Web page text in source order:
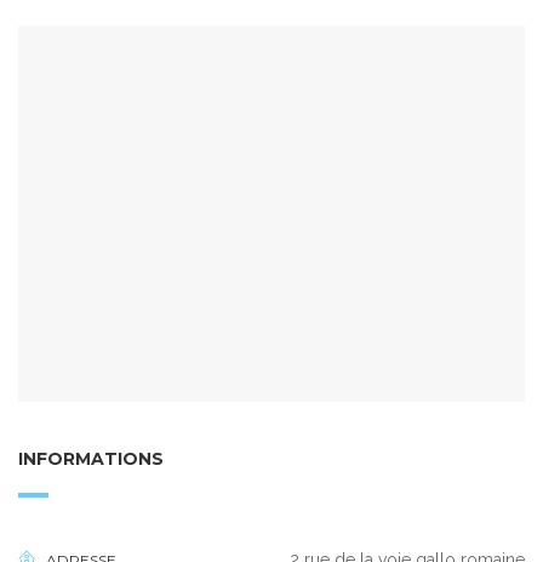
INFORMATIONS